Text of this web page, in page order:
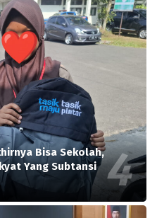
Bisa Sekolah,
Yang Subtansi